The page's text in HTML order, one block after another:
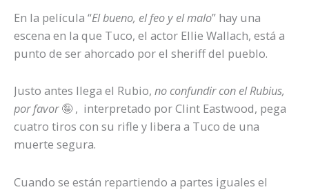
En la película “El bueno, el feo y el malo” hay una
escena en la que Tuco, el actor Ellie Wallach, está a
punto de ser ahorcado por el sheriff del pueblo.
Justo antes llega el Rubio, no confundir con el Rubius,
por favor🤪 , interpretado por Clint Eastwood, pega
cuatro tiros con su rifle y libera a Tuco de una
muerte segura.
Cuando se están repartiendo a partes iguales el
al
cuello